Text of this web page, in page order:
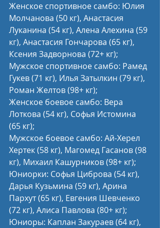
Женское спортивное самбо: Юлия
Молчанова (50 кг), Анастасия
Луканина (54 кг), Алена Алехина (59
кг), Анастасия Гончарова (65 кг),
Ксения Задворнова (72+ кг);
Мужское спортивное самбо: Рамед
Гукев (71 кг), Илья Затылкин (79 кг),
Роман Желтов (98+ кг);
Женское боевое самбо: Вера
Лоткова (54 кг), Софья Истомина
(65 кг);
Мужское боевое самбо: Ай-Херел
Хертек (58 кг), Магомед Гасанов (98
кг), Михаил Кашурников (98+ кг);
Юниорки: Софья Циброва (54 кг),
Дарья Кузьмина (59 кг), Арина
Пархут (65 кг), Евгения Шевченко
(72 кг), Алиса Павлова (80+ кг);
Юниоры: Каплан Закураев (64 кг),